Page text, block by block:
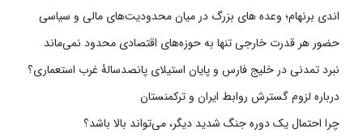
اندی برنهام؛ وعده های بزرگ در میان محدودیت‌های مالی و سیاسی
حضور هر قدرت خارجی تنها به حوزه‌های اقتصادی محدود نمی‌ماند
نبرد تمدنی در خلیج فارس و پایان استیلای پانصدسالۀ غرب استعماری؟
درباره لزوم گسترش روابط ایران و ترکمنستان
چرا احتمال یک دوره جنگ شدید دیگر، می‌تواند بالا باشد؟